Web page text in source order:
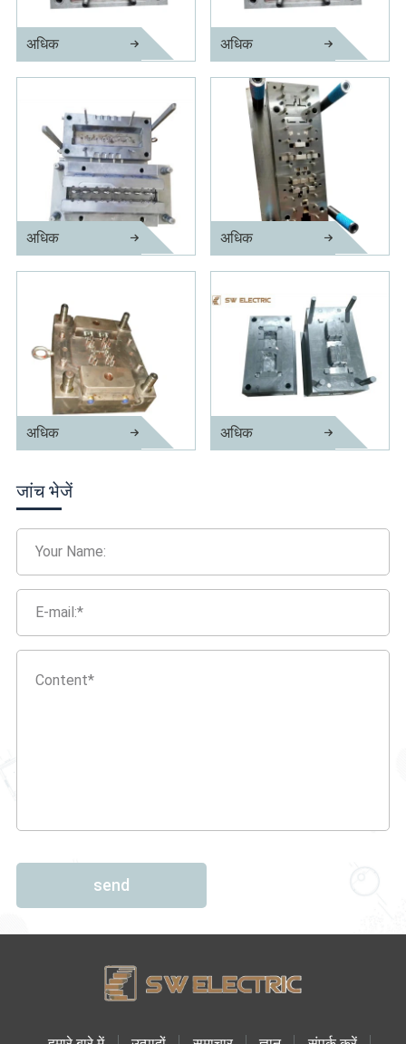
अधिक
लैंप धारक इंजेक्शन मोल्ड
अधिक
थ्रेड इंजेक्शन मोल्ड के साथ धारक
अधिक
B22 इंजेक्शन मोल्ड
अधिक
वितरण बॉक्स इंजेक्शन मोल्ड
अधिक
अधिक
जांच भेजें
send